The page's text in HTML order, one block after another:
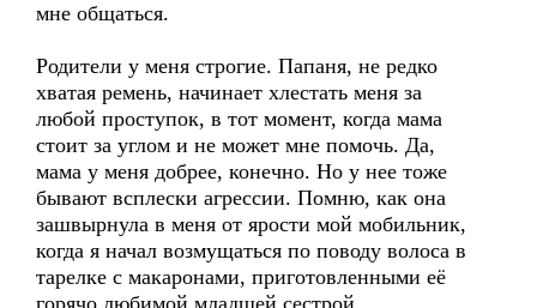
мне общаться.
Родители у меня строгие. Папаня, не редко
хватая ремень, начинает хлестать меня за
любой проступок, в тот момент, когда мама
стоит за углом и не может мне помочь. Да,
мама у меня добрее, конечно. Но у нее тоже
бывают всплески агрессии. Помню, как она
зашвырнула в меня от ярости мой мобильник,
когда я начал возмущаться по поводу волоса в
тарелке с макаронами, приготовленными её
горячо любимой младшей сестрой.